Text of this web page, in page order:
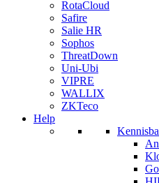
RotaCloud
Safire
Salie HR
Sophos
ThreatDown
Uni-Ubi
VIPRE
WALLIX
ZKTeco
Help